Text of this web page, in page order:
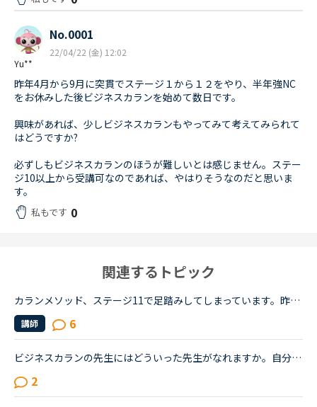
Yu**
No.0001
22/04/22 (金) 12:02
昨年4月から9月に突貫でステージ１から１２をやり、半年強NC
をお休みした後ビジネスカランを始めて数日です。
興味があれば、少しビジネスカランもやってみて考えてみられて
はどうですか?
必ずしもビジネスカランのほうが難しいとは感じません。ステー
ジ10以上から受講可なのであれば、やはりそうなのだと思いま
す。
私もです 0
関連するトピック
カランメソッド、ステージ11で足踏みしてしまっています。昨年9月にステージ3からはじめたカランで、ステージ9くらいから難しさを感じるようになりました。勢いでビジネスカランも終え、ただいまステージ11の終盤...
講師 6
ビジネスカランの先生にはどういった先生がなれますか。自分は今のカランレッスンが最後まで行ったらビジネスカランに進もうと思います。通常カランは後1か月くらいで終わりそうです。毎日同じ先生のカランを受け...
2